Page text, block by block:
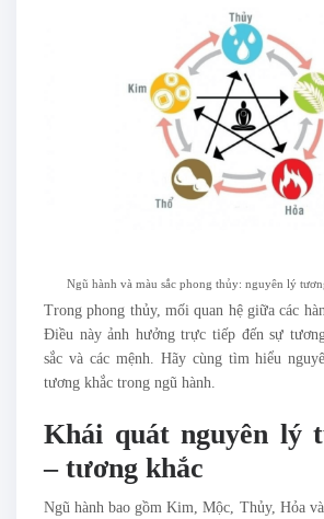
Ngũ hành và màu sắc phong thủy: nguyên lý
Trong phong thủy, mối quan hệ giữa các
Điều này ảnh hưởng trực tiếp đến sự
sắc và các mệnh. Hãy cùng tìm hiểu
tương khắc trong ngũ hành.
Khái quát nguyên lý
– tương khắc
Ngũ hành bao gồm Kim, Mộc, Thủy, Hỏa